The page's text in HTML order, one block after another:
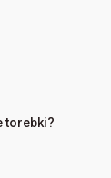
torebki?